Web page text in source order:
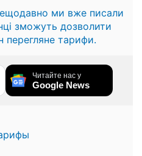
ми вже писали
зможуть дозволити
перегляне тарифи.
Читайте нас у
Google News